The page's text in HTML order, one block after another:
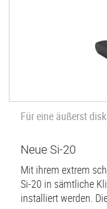
Für eine äußerst
Neue Si-20
Mit ihrem extrem
Si-20 in sämtliche
installiert werden.